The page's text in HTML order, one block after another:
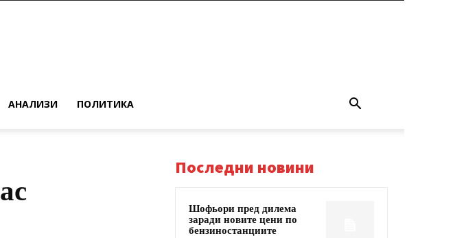
АНАЛИЗИ ПОЛИТИКА
Последни новини
Шофьори пред дилема
заради новите цени по
бензиностанциите